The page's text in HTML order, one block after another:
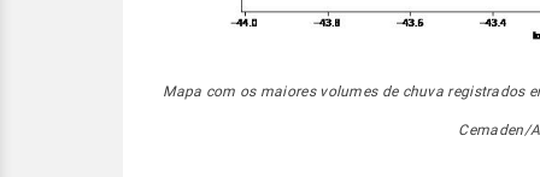
Mapa com os maiores volumes de chuva registrados
Cemaden/